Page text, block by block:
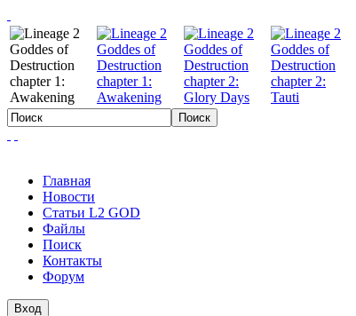
Главная
Новости
Статьи L2 GOD
Файлы
Поиск
Контакты
Форум
Вход